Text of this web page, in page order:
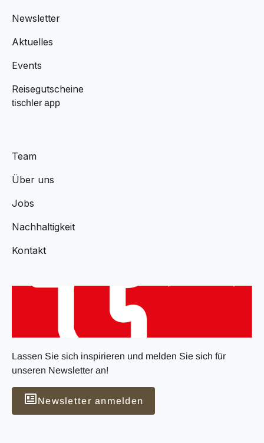
Newsletter
Aktuelles
Events
Reisegutscheine
tischler app
Team
Über uns
Jobs
Nachhaltigkeit
Kontakt
Lassen Sie sich inspirieren und melden Sie sich für
unseren Newsletter an!
Newsletter anmelden